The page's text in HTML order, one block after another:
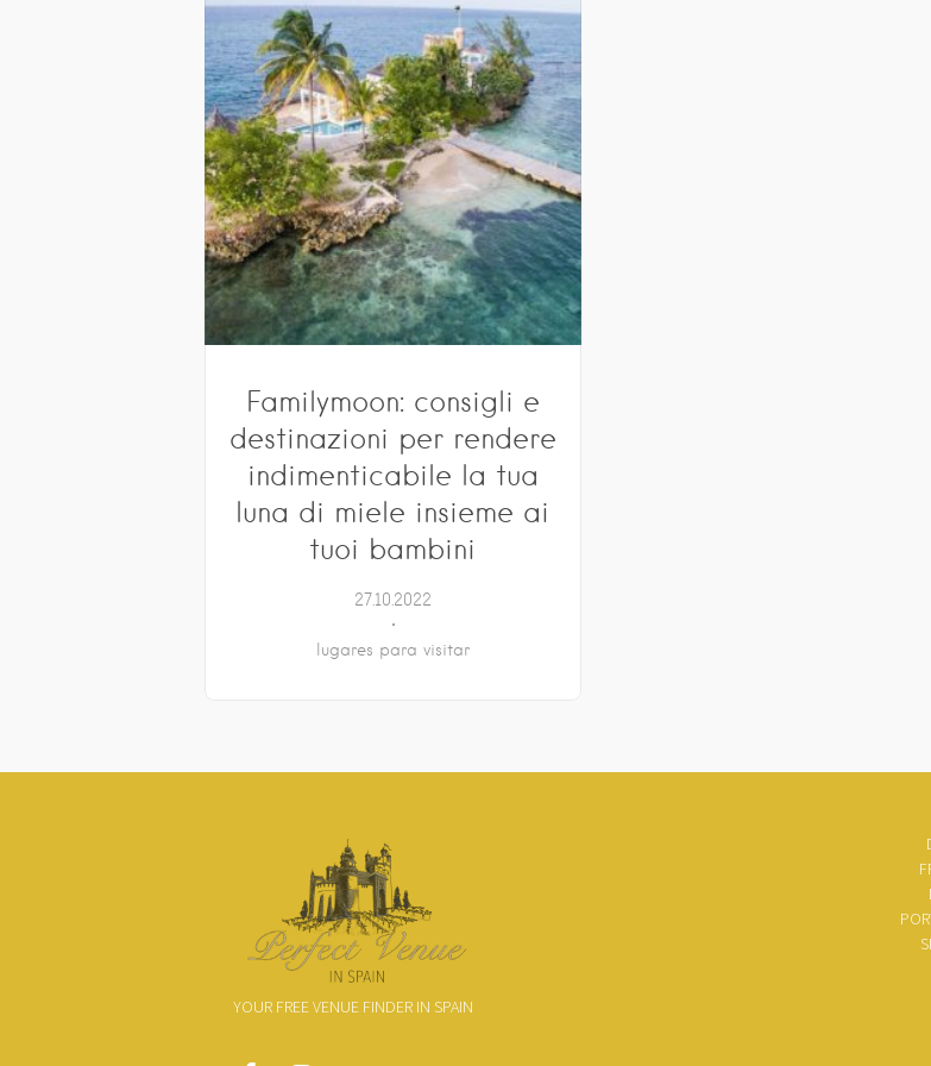
Familymoon: consigli e
destinazioni per rendere
indimenticabile la tua
luna di miele insieme ai
tuoi bambini
27.10.2022
lugares para visitar
YOUR FREE VENUE FINDER IN SPAIN